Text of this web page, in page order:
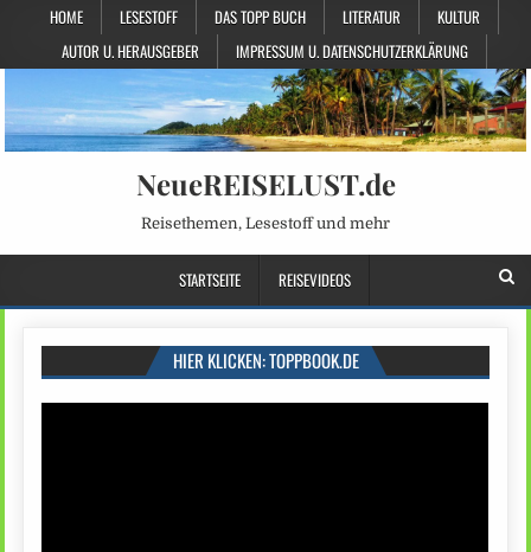
HOME LESESTOFF DAS TOPP BUCH LITERATUR
KULTUR
AUTOR U. HERAUSGEBER
IMPRESSUM U. DATENSCHUTZERKLÄRUNG
NeueREISELUST.de
Reisethemen, Lesestoff und mehr
STARTSEITE REISEVIDEOS
HIER KLICKEN: TOPPBOOK.DE